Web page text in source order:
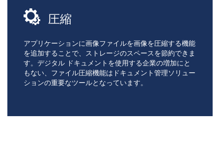
圧縮
アプリケーションに画像ファイルを画像を圧縮する機能
を追加することで、ストレージのスペースを節約できま
す。デジタル ドキュメントを使用する企業の増加にと
もない、ファイル圧縮機能はドキュメント管理ソリュー
ションの重要なツールとなっています。